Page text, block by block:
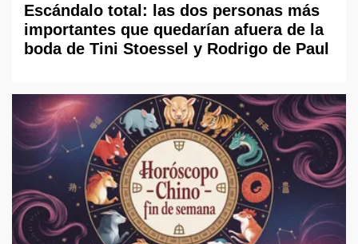
Escándalo total: las dos personas más
importantes que quedarían afuera de la
boda de Tini Stoessel y Rodrigo de Paul